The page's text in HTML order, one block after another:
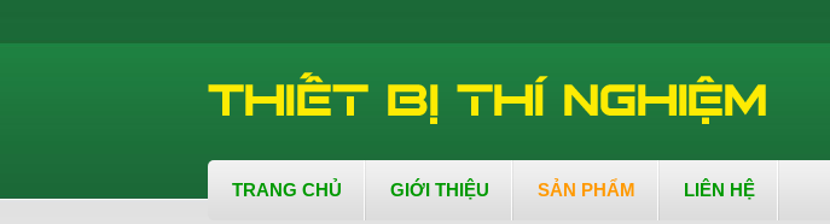
TRANG CHỦ GIỚI THIỆU SẢN PHẨM LIÊN HỆ